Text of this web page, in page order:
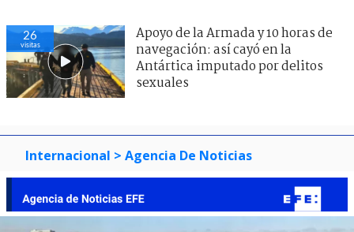
26
visitas
Apoyo de la Armada y 10 horas de
navegación: así cayó en la
Antártica imputado por delitos
sexuales
Internacional > Agencia De Noticias